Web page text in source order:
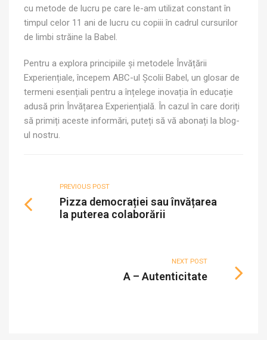
cu metode de lucru pe care le-am utilizat constant în
timpul celor 11 ani de lucru cu copiii în cadrul cursurilor
de limbi străine la Babel.
Pentru a explora principiile și metodele Învățării
Experiențiale, începem ABC-ul Școlii Babel, un glosar de
termeni esențiali pentru a înțelege inovația în educație
adusă prin Învățarea Experiențială. În cazul în care doriți
să primiți aceste informări, puteți să vă abonați la blog-
ul nostru.
PREVIOUS POST
Pizza democrației sau învățarea
la puterea colaborării
NEXT POST
A – Autenticitate